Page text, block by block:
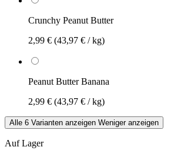
Crunchy Peanut Butter
2,99 € (43,97 € / kg)
Peanut Butter Banana
2,99 € (43,97 € / kg)
Alle 6 Varianten anzeigen Weniger anzeigen
Auf Lager